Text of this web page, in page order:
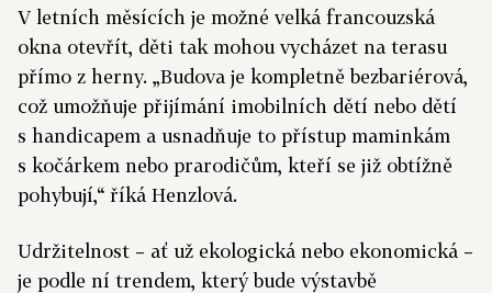
V letních měsících je možné velká francouzská
okna otevřít, děti tak mohou vycházet na terasu
přímo z herny. „Budova je kompletně bezbariérová,
což umožňuje přijímání imobilních dětí nebo dětí
s handicapem a usnadňuje to přístup maminkám
s kočárkem nebo prarodičům, kteří se již obtížně
pohybují,“ říká Henzlová.
Udržitelnost – ať už ekologická nebo ekonomická –
je podle ní trendem, který bude výstavbě